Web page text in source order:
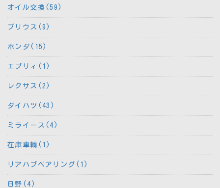
オイル交換(59)
プリウス(9)
ホンダ(15)
エブリィ(1)
レクサス(2)
ダイハツ(43)
ミライース(4)
在庫車輌(1)
リアハブベアリング(1)
日野(4)